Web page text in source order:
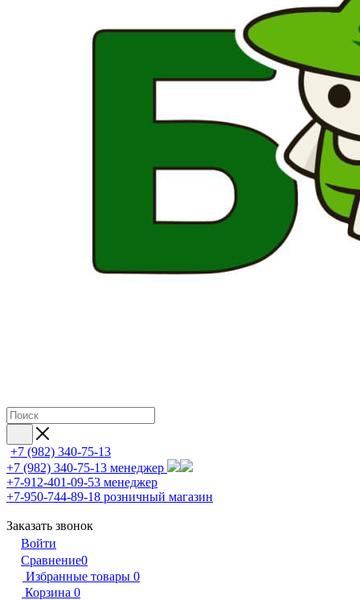
+7 (982) 340-75-13
+7 (982) 340-75-13 менеджер
+7-912-401-09-53 менеджер
+7-950-744-89-18 розничный магазин
Заказать звонок
Войти
Сравнение0
Избранные товары 0
Корзина 0